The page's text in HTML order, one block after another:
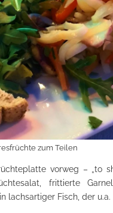
zum Teilen
vorweg – „to
frittierte
lachsartiger Fisch, der